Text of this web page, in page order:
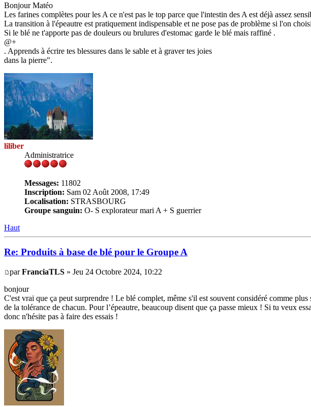
Bonjour Matéo
Les farines complètes pour les A ce n'est pas le top parce que l'intestin des A est déjà assez
La transition à l'épeautre est pratiquement indispensable et ne pose pas de problème si l'on
Si le blé ne t'apporte pas de douleurs ou brulures d'estomac garde le blé mais raffiné .
@+
. Apprends à écrire tes blessures dans le sable et à graver tes joies
dans la pierre".
liliber
Administratrice
Messages: 11802
Inscription: Sam 02 Août 2008, 17:49
Localisation: STRASBOURG
Groupe sanguin: O- S explorateur mari A + S guerrier
Haut
Re: Produits à base de blé pour le Groupe A
parFranciaTLS » Jeu 24 Octobre 2024, 10:22
bonjour
C'est vrai que ça peut surprendre ! Le blé complet, même s'il est souvent considéré comme
de la tolérance de chacun. Pour l’épeautre, beaucoup disent que ça passe mieux ! Si tu veux
donc n'hésite pas à faire des essais !